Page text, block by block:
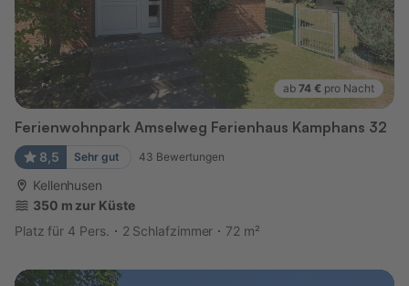
ab 74 € pro Nacht
Ferienwohnpark Amselweg Ferienhaus Kamphans 32
8,5 Sehr gut 43 Bewertungen
Kellenhusen
350 m zur Küste
Platz für 4 Pers.
2 Schlafzimmer 72 m²